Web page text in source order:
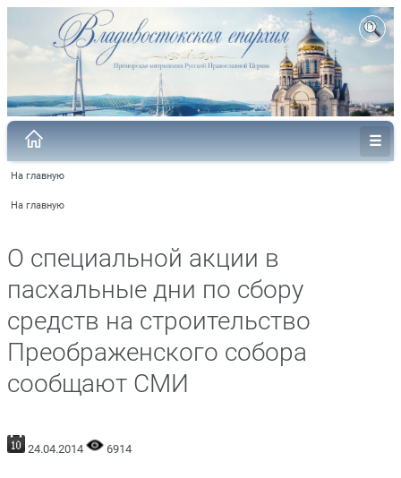
На главную
На главную
О специальной акции в
пасхальные дни по сбору
средств на строительство
Преображенского собора
сообщают СМИ
24.04.2014 6914